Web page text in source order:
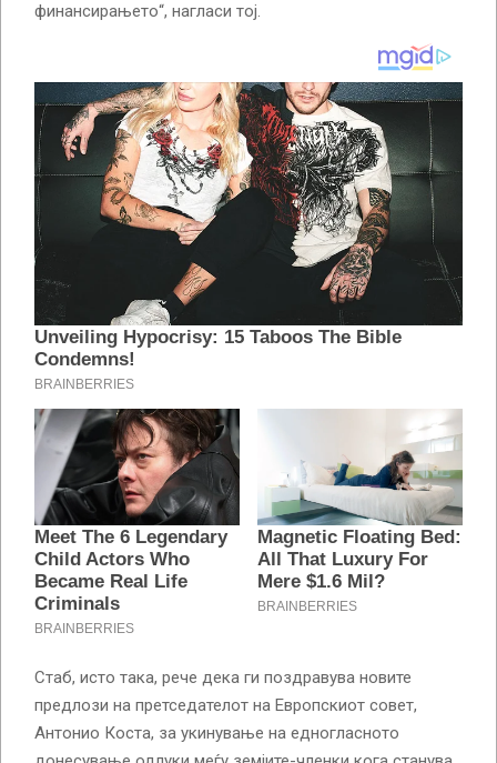
финансирањето“, нагласи тој.
Стаб, исто така, рече дека ги поздравува новите
предлози на претседателот на Европскиот совет,
Антонио Коста, за укинување на едногласното